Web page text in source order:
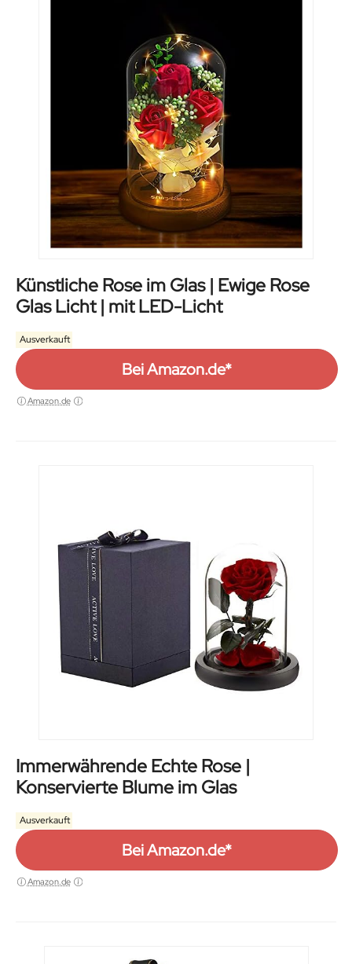
Künstliche Rose im Glas | Ewige Rose
Glas Licht | mit LED-Licht
Ausverkauft
Bei Amazon.de*
Amazon.de
Immerwährende Echte Rose |
Konservierte Blume im Glas
Ausverkauft
Bei Amazon.de*
Amazon.de